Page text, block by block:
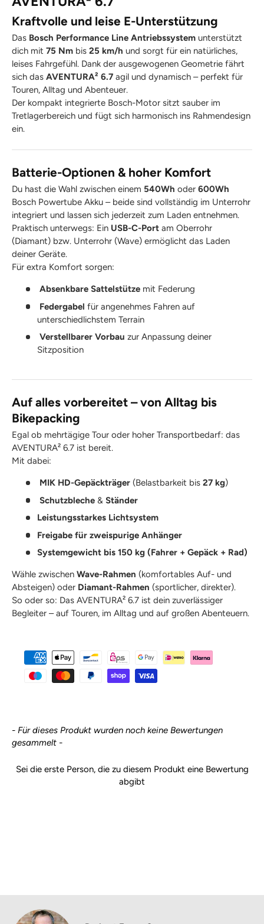
Kraftvolle und leise E-Unterstützung
Das Bosch Performance Line Antriebssystem unterstützt
dich mit 75 Nm bis 25 km/h und sorgt für ein natürliches,
leises Fahrgefühl. Dank der ausgewogenen Geometrie fährt
sich das AVENTURA² 6.7 agil und dynamisch – perfekt für
Touren, Alltag und Abenteuer.
Der kompakt integrierte Bosch-Motor sitzt sauber im
Tretlagerbereich und fügt sich harmonisch ins Rahmendesign
ein.
Batterie-Optionen & hoher Komfort
Du hast die Wahl zwischen einem 540Wh oder 600Wh
Bosch Powertube Akku – beide sind vollständig im Unterrohr
integriert und lassen sich jederzeit zum Laden entnehmen.
Praktisch unterwegs: Ein USB-C-Port am Oberrohr
(Diamant) bzw. Unterrohr (Wave) ermöglicht das Laden
deiner Geräte.
Für extra Komfort sorgen:
Absenkbare Sattelstützemit Federung
Federgabel für angenehmes Fahren auf
unterschiedlichstem Terrain
Verstellbarer Vorbau zur Anpassung deiner
Sitzposition
Auf alles vorbereitet – von Alltag bis
Bikepacking
Egal ob mehrtägige Tour oder hoher Transportbedarf: das
AVENTURA² 6.7 ist bereit.
Mit dabei:
MIK HD-Gepäckträger(Belastbarkeit bis 27 kg)
Schutzbleche& Ständer
Leistungsstarkes Lichtsystem
Freigabe für zweispurige Anhänger
Systemgewicht bis 150 kg (Fahrer + Gepäck + Rad)
Wähle zwischen Wave-Rahmen (komfortables Auf- und
Absteigen) oder Diamant-Rahmen (sportlicher, direkter).
So oder so: Das AVENTURA² 6.7 ist dein zuverlässiger
Begleiter – auf Touren, im Alltag und auf großen Abenteuern.
- Für dieses Produkt wurden noch keine Bewertungen
gesammelt -
Sei die erste Person, die zu diesem Produkt eine Bewertung
abgibt
New content loaded